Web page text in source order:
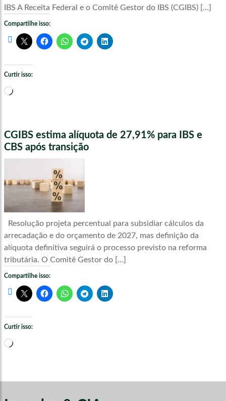
IBS A Receita Federal e o Comitê Gestor do IBS (CGIBS) […]
Compartilhe isso:
Curtir isso:
Carregando...
CGIBS estima alíquota de 27,91% para IBS e
CBS após transição
Resolução projeta percentual para subsidiar cálculos da
arrecadação e do orçamento de 2027, mas definição da
alíquota definitiva seguirá o processo previsto na reforma
tributária. O Comitê Gestor do […]
Compartilhe isso:
Curtir isso:
Carregando...